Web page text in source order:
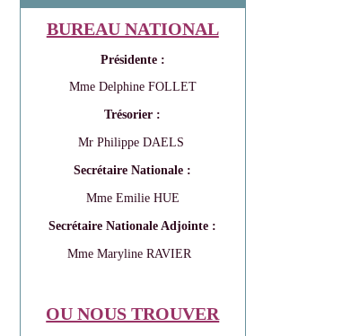
BUREAU NATIONAL
Présidente :
Mme Delphine FOLLET
Trésorier :
Mr Philippe DAELS
Secrétaire Nationale :
Mme Emilie HUE
Secrétaire Nationale Adjointe :
Mme Maryline RAVIER
OU NOUS TROUVER